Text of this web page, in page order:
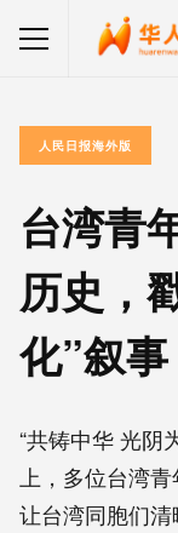
人民日报海外版
台湾青
历史，
化”叙事
“共铸中华 光
上，多位台湾
让台湾同胞们